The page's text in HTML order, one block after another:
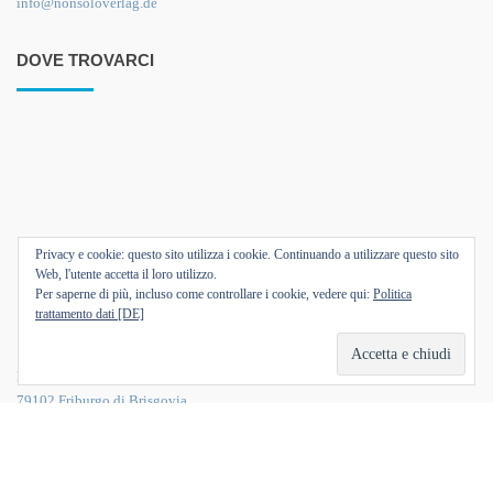
DOVE TROVARCI
Hildastrasse 5,
79102 Friburgo di Brisgovia,
Privacy e cookie: questo sito utilizza i cookie. Continuando a utilizzare questo sito
Web, l'utente accetta il loro utilizzo.
Per saperne di più, incluso come controllare i cookie, vedere qui: Politica
trattamento dati [DE]